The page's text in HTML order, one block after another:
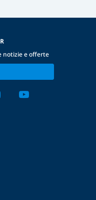
notizie e offerte